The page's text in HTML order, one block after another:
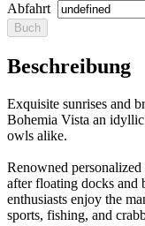
Abfahrt
Beschreibung
Exquisite sunrises and
Bohemia Vista an
owls alike.
Renowned
after floating docks and
enthusiasts enjoy the
sports, fishing, and